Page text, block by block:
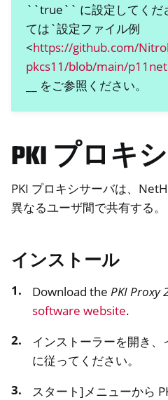
``true`` に設定してくだ
ては`設定ファイル例
<https://github.com/
pkcs11/blob/main/
__ をご参照ください。
PKI プロキ
PKI プロキシサーバは、
異なるユーザ間で共有する。
インストール
Download the PKI Proxy
software website.
インストーラーを開き
に従ってください。
スタート]メニューから